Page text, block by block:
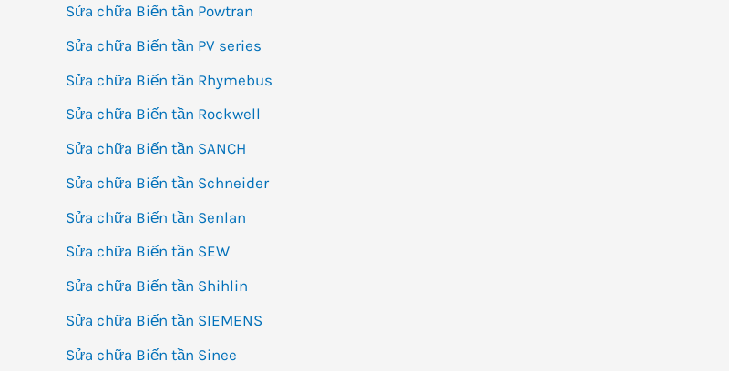
Sửa chữa Biến tần Powtran
Sửa chữa Biến tần PV series
Sửa chữa Biến tần Rhymebus
Sửa chữa Biến tần Rockwell
Sửa chữa Biến tần SANCH
Sửa chữa Biến tần Schneider
Sửa chữa Biến tần Senlan
Sửa chữa Biến tần SEW
Sửa chữa Biến tần Shihlin
Sửa chữa Biến tần SIEMENS
Sửa chữa Biến tần Sinee